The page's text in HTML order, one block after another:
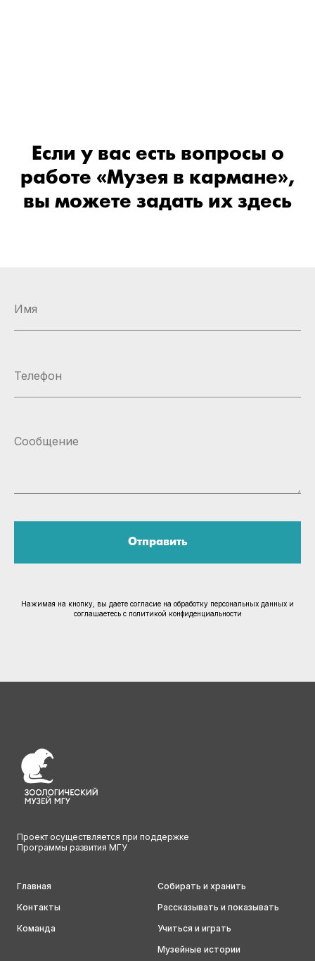
Если у вас есть вопросы о
работе «Музея в кармане»,
вы можете задать их здесь
Отправить
Нажимая на кнопку, вы даете согласие на обработку персональных данных и
соглашаетесь c политикой конфиденциальности
Проект осуществляется при поддержке
Программы развития МГУ
Главная
Контакты
Команда
Собирать и хранить
Рассказывать и показывать
Учиться и играть
Музейные истории